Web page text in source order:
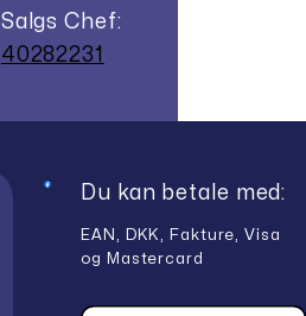
Salgs Chef:
40282231
Du kan betale med:
EAN, DKK, Fakture, Visa
og Mastercard